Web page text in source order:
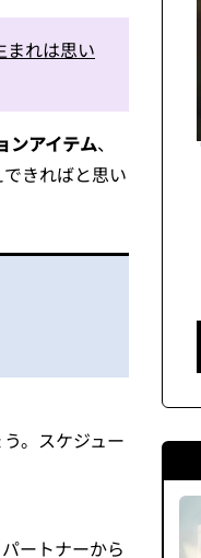
れは思い
ンアイテム、
きればと思い
。スケジュー
ートナーから